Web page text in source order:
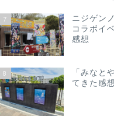
7
ニジゲン
コラボイ
感想
8
「みなと
てきた感想